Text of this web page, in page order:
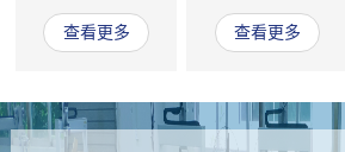
查看更多 查看更多